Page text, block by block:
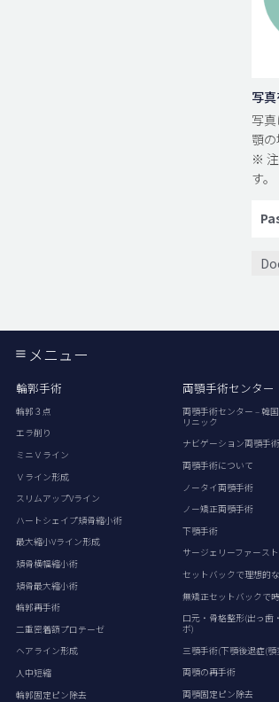
写
写真
顎
※
す。
メニュー
輪郭手術
輪郭３点
エラ削り
ミニＶライン
Ｖライン形成
スリムアップVライン
ハートシェイプ頬骨縮小術
最大縮小Vライン形成
頬骨横幅縮小術
頬骨最大縮小術
輪郭再手術
二重密着額プロテーゼ
ヘアライン形成
人中短縮
輪郭固定ピン除去
両顎手術センター
両顎手術センター – 韓
リニック
ナビゲーション両顎手術
両顎手術について
ノータイ両顎手術
ノー矯正両顎手術
下顎手術
サージェリーファース
セットバックで理想的
無矯正セットバックで
口元・骨格整形(出っ歯
ボ)
三顎手術(下顎後退症(顎
両顎の再手術
両顎固定ピン除去